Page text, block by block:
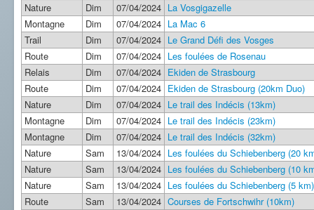
Nature
Dim 07/04/2024 La Vosgigazelle
Montagne
Dim 07/04/2024 La Mac 6
Trail
Dim 07/04/2024 Le Grand Défi des Vosges
Route
Dim 07/04/2024 Les foulées de Rosenau
Relais
Dim 07/04/2024 Ekiden de Strasbourg
Route
Dim 07/04/2024 Ekiden de Strasbourg (20km Duo)
Nature
Dim 07/04/2024 Le trail des Indécis (13km)
Montagne
Dim 07/04/2024 Le trail des Indécis (23km)
Montagne
Dim 07/04/2024 Le trail des Indécis (32km)
Nature
Sam 13/04/2024 Les foulées du Schiebenberg (20
Nature
Sam 13/04/2024 Les foulées du Schiebenberg (10
Nature
Sam 13/04/2024 Les foulées du Schiebenberg (5 km)
Route
Sam 13/04/2024 Courses de Fortschwihr (10km)